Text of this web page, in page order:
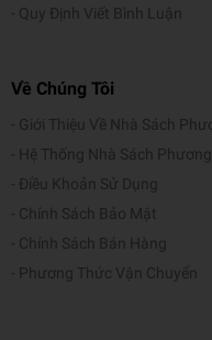
Quy Định Viết Bình Luận
Về Chúng Tôi
Giới Thiệu Về Nhà Sách
Hệ Thống Nhà Sách
Điều Khoản Sử Dụng
Chính Sách Bảo Mật
Chính Sách Bán Hàng
Phương Thức Vận Chuyển